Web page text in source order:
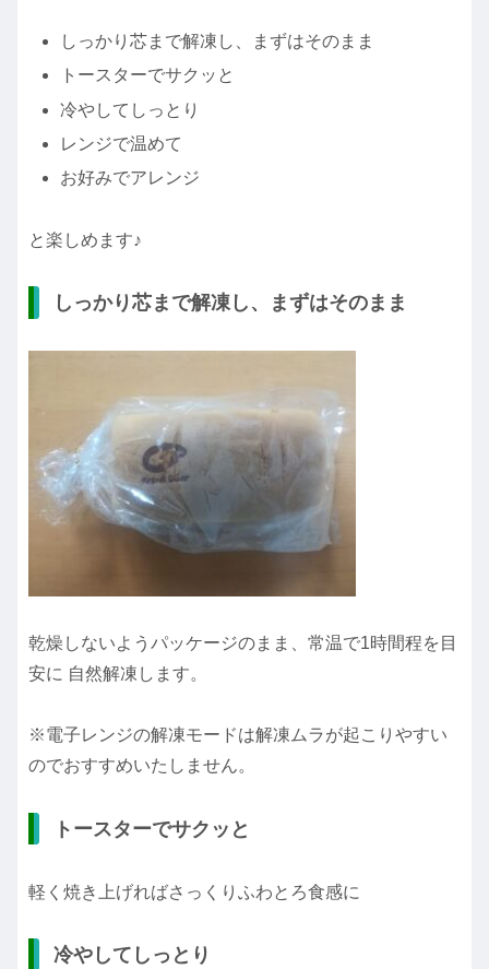
しっかり芯まで解凍し、まずはそのまま
トースターでサクッと
冷やしてしっとり
レンジで温めて
お好みでアレンジ
と楽しめます♪
しっかり芯まで解凍し、まずはそのまま
乾燥しないようパッケージのまま、常温で1時間程を目
安に 自然解凍します。
※電子レンジの解凍モードは解凍ムラが起こりやすい
のでおすすめいたしません。
トースターでサクッと
軽く焼き上げればさっくりふわとろ食感に
冷やしてしっとり